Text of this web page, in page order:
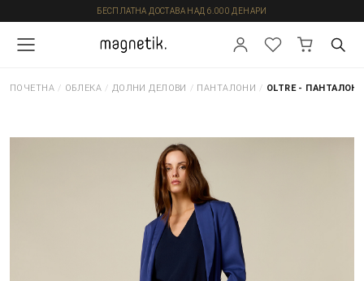
БЕСПЛАТНА ДОСТАВА НАД 6.000 ДЕНАРИ
ПОЧЕТНА / ОБЛЕКА / ДОЛНИ ДЕЛОВИ / ПАНТАЛОНИ / OLTRE -